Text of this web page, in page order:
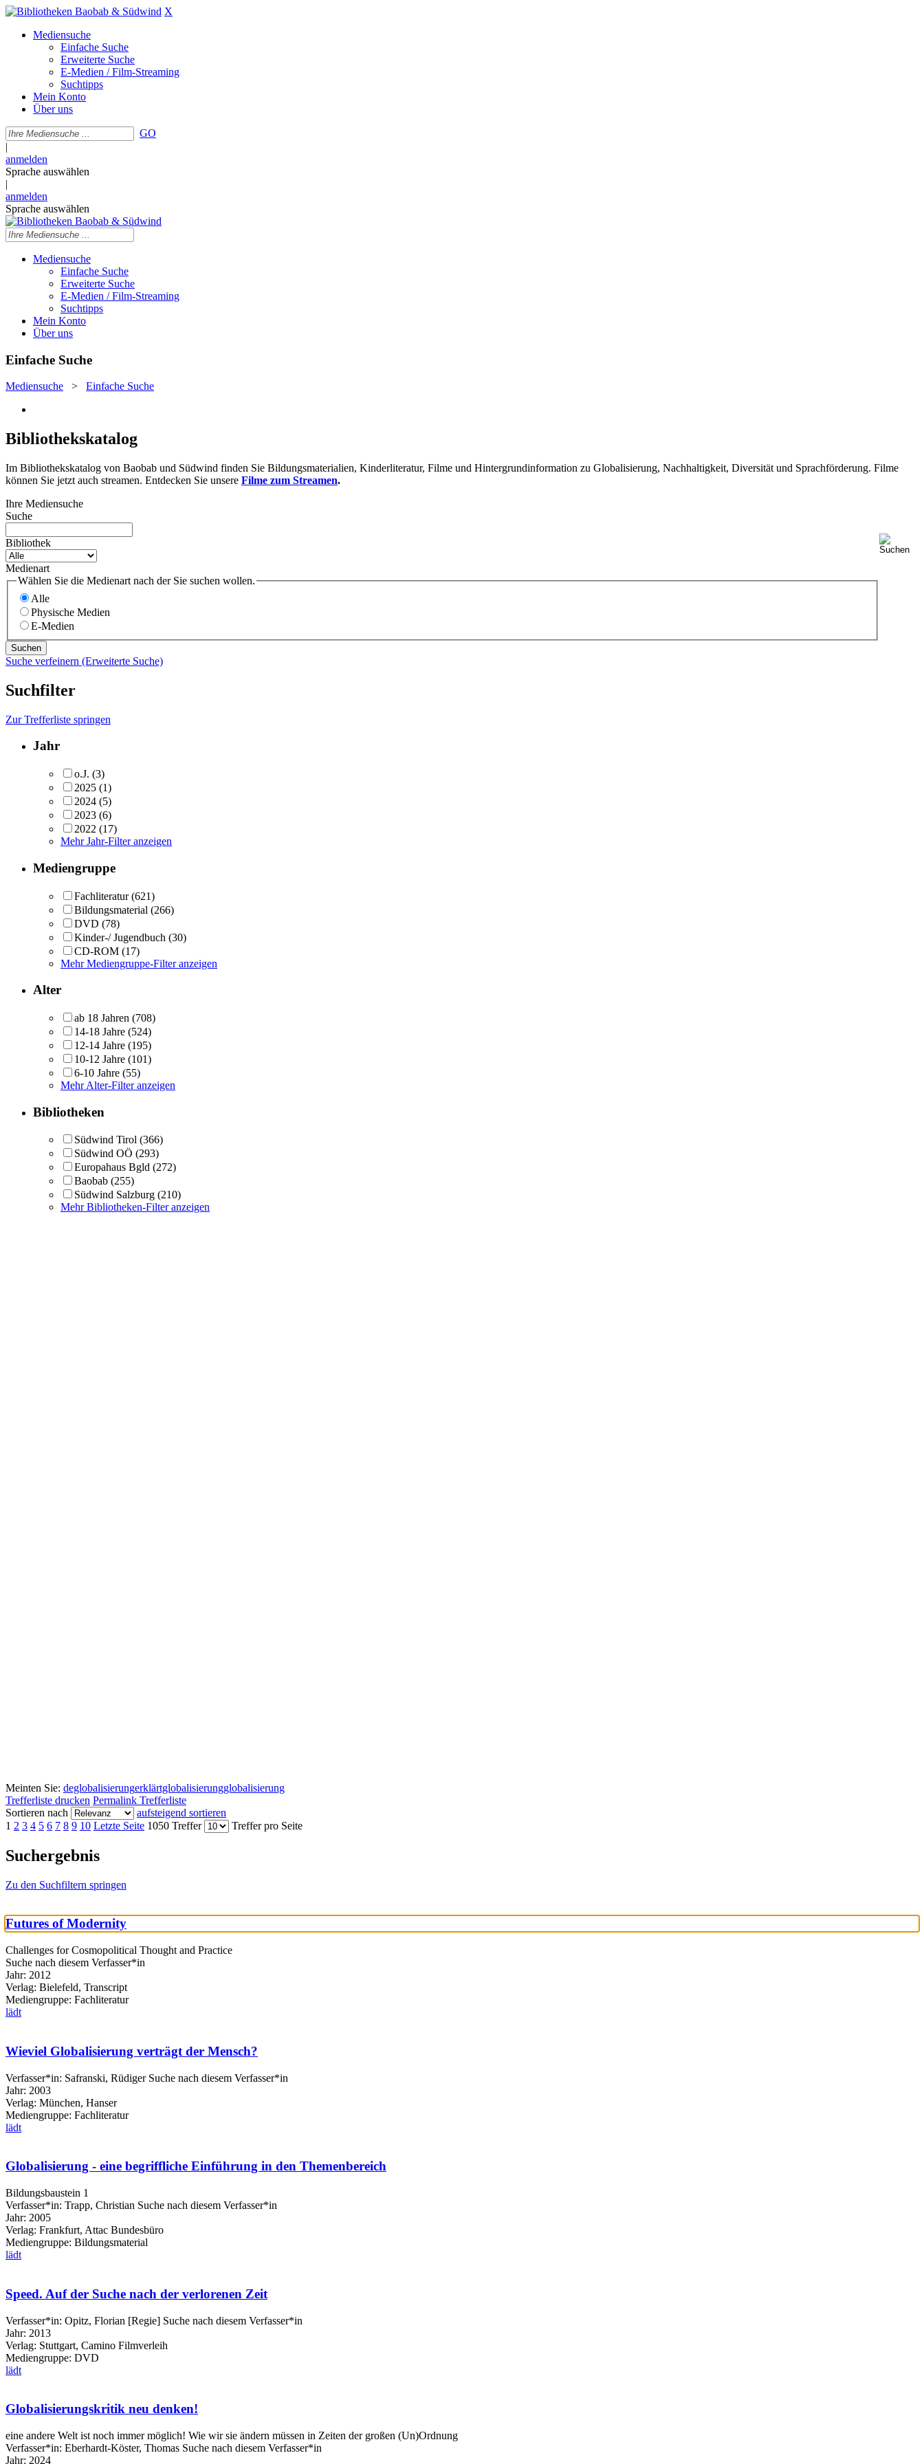
X
Mediensuche
Einfache Suche
Erweiterte Suche
E-Medien / Film-Streaming
Suchtipps
Mein Konto
Über uns
GO
|
anmelden
Sprache auswählen
|
anmelden
Sprache auswählen
Mediensuche
Einfache Suche
Erweiterte Suche
E-Medien / Film-Streaming
Suchtipps
Mein Konto
Über uns
Einfache Suche
Mediensuche > Einfache Suche
Bibliothekskatalog
Im Bibliothekskatalog von Baobab und Südwind finden Sie Bildungsmaterialien, Kinderliteratur, Filme und Hintergrundinformation zu Globalisierung, Nachhaltigkeit, Diversität und Sprachförderung. Filme
können Sie jetzt auch streamen. Entdecken Sie unsere Filme zum Streamen.
Ihre Mediensuche
Suche
Bibliothek
Medienart
Wählen Sie die Medienart nach der Sie suchen wollen.
Alle
Physische Medien
E-Medien
Suche verfeinern (Erweiterte Suche)
Suchfilter
Zur Trefferliste springen
Jahr
o.J. (3)
2025 (1)
2024 (5)
2023 (6)
2022 (17)
Mehr Jahr-Filter anzeigen
Mediengruppe
Fachliteratur (621)
Bildungsmaterial (266)
DVD (78)
Kinder-/ Jugendbuch (30)
CD-ROM (17)
Mehr Mediengruppe-Filter anzeigen
Alter
ab 18 Jahren (708)
14-18 Jahre (524)
12-14 Jahre (195)
10-12 Jahre (101)
6-10 Jahre (55)
Mehr Alter-Filter anzeigen
Bibliotheken
Südwind Tirol (366)
Südwind OÖ (293)
Europahaus Bgld (272)
Baobab (255)
Südwind Salzburg (210)
Mehr Bibliotheken-Filter anzeigen
Meinten Sie: deglobalisierungerklärtglobalisierungglobalisierung
Trefferliste drucken Permalink Trefferliste
Sortieren nach
aufsteigend sortieren
1 2 3 4 5 6 7 8 9 10 Letzte Seite 1050 Treffer Treffer pro Seite
Suchergebnis
Zu den Suchfiltern springen
Futures of Modernity
Challenges for Cosmopolitical Thought and Practice
Suche nach diesem Verfasser*in
Jahr: 2012
Verlag: Bielefeld, Transcript
Mediengruppe: Fachliteratur
lädt
Wieviel Globalisierung verträgt der Mensch?
Verfasser*in: Safranski, Rüdiger Suche nach diesem Verfasser*in
Jahr: 2003
Verlag: München, Hanser
Mediengruppe: Fachliteratur
lädt
Globalisierung - eine begriffliche Einführung in den Themenbereich
Bildungsbaustein 1
Verfasser*in: Trapp, Christian Suche nach diesem Verfasser*in
Jahr: 2005
Verlag: Frankfurt, Attac Bundesbüro
Mediengruppe: Bildungsmaterial
lädt
Speed. Auf der Suche nach der verlorenen Zeit
Verfasser*in: Opitz, Florian [Regie] Suche nach diesem Verfasser*in
Jahr: 2013
Verlag: Stuttgart, Camino Filmverleih
Mediengruppe: DVD
lädt
Globalisierungskritik neu denken!
eine andere Welt ist noch immer möglich! Wie wir sie ändern müssen in Zeiten der großen (Un)Ordnung
Verfasser*in: Eberhardt-Köster, Thomas Suche nach diesem Verfasser*in
Jahr: 2024